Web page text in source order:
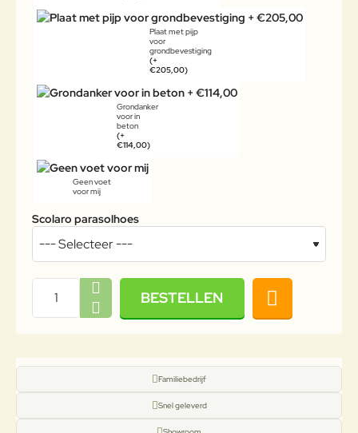
Plaat met pijp
voor
grondbevestiging
(+
€205,00)
Grondanker
voor in
beton
(+
€114,00)
Geen voet
voor mij
Scolaro parasolhoes
BESTELLEN
Familiebedrijf
Snel geleverd